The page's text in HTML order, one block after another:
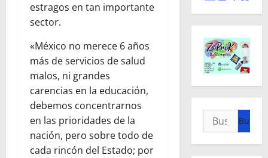
estragos en tan importante
sector.
«México no merece 6 años
más de servicios de salud
malos, ni grandes
carencias en la educación,
debemos concentrarnos
en las prioridades de la
nación, pero sobre todo de
cada rincón del Estado; por
Buscar: